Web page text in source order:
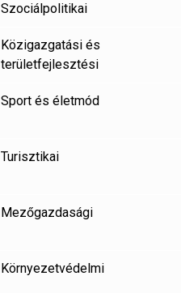
Szociálpolitikai
Közigazgatási és
területfejlesztési
Sport és életmód
Turisztikai
Mezőgazdasági
Környezetvédelmi